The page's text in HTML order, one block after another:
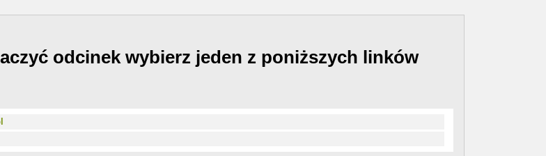
odcinek wybierz jeden z poniższych linków